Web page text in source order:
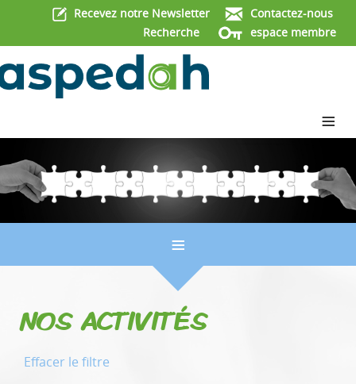
Recevez notre Newsletter
Contactez-nous
Recherche
espace membre
≡
≡
NOS ACTIVITÉS
Effacer le filtre